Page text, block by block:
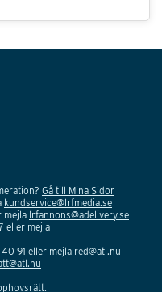
Gå till Mina Sidor
kundservice@lrfmedia.se
mejla lrfannons@adelivery.se
eller mejla
91 eller mejla red@atl.nu